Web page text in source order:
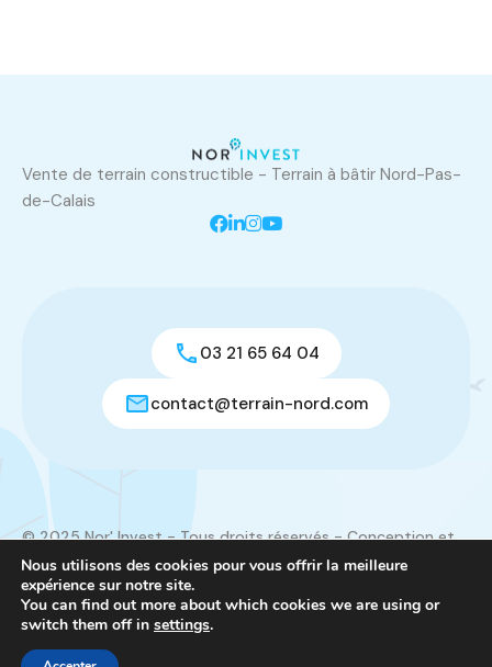
Vente de terrain constructible - Terrain à bâtir Nord-Pas-
de-Calais
03 21 65 64 04
contact@terrain-nord.com
© 2025 Nor' Invest - Tous droits réservés - Conception et
réalisation du site :Créamorphose
Mentions légales
Nous utilisons des cookies pour vous offrir la meilleure
expérience sur notre site.
You can find out more about which cookies we are using or
switch them off in settings.